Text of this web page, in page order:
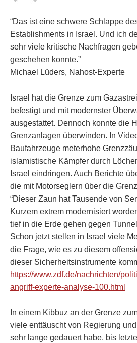
“Das ist eine schwere Schlappe
Establishments in Israel. Und ich
sehr viele kritische Nachfragen
geschehen konnte.”
Michael Lüders, Nahost-Experte
Israel hat die Grenze zum
befestigt und mit modernster
ausgestattet. Dennoch konnte die
Grenzanlagen überwinden. In
Baufahrzeuge meterhohe
islamistische Kämpfer durch
Israel eindringen. Auch Berichte
die mit Motorseglern über die
“Dieser Zaun hat Tausende von
Kurzem extrem modernisiert
tief in die Erde gehen gegen
Schon jetzt stellen in Israel viele
die Frage, wie es zu diesem
dieser Sicherheitsinstrumente
https://www.zdf.de/nachrichten/
angriff-experte-analyse-100.html
In einem Kibbuz an der Grenze
viele enttäuscht von Regierung
sehr lange gedauert habe, bis